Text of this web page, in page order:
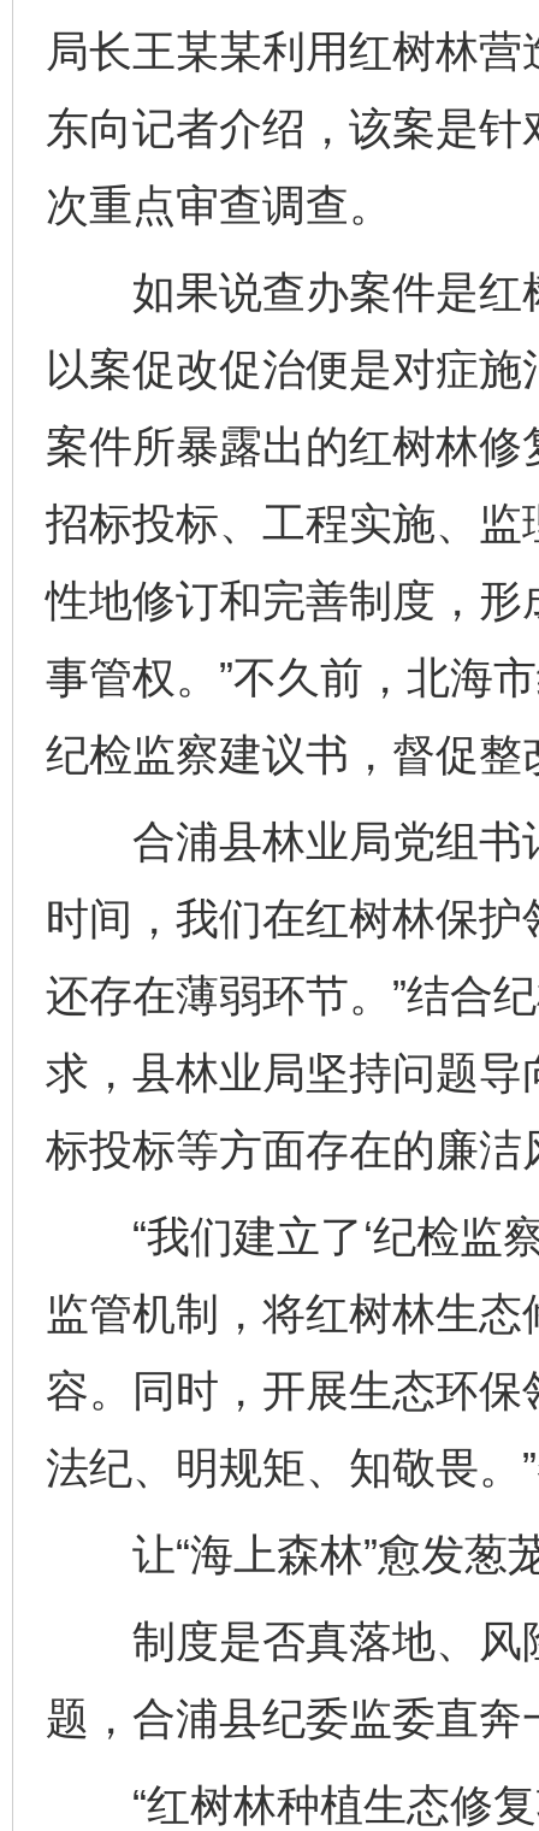
局长王某某利用红树林
东向记者介绍，该案是
次重点审查调查。
如果说查办案件是红
以案促改促治便是对症
案件所暴露出的红树林
招标投标、工程实施、
性地修订和完善制度，
事管权。”不久前，北海
纪检监察建议书，督促整
合浦县林业局党组书
时间，我们在红树林保
还存在薄弱环节。”结合
求，县林业局坚持问题
标投标等方面存在的廉
“我们建立了‘纪检监察
监管机制，将红树林生
容。同时，开展生态环
法纪、明规矩、知敬畏。
让“海上森林”愈发葱
制度是否真落地、风
题，合浦县纪委监委直奔
“红树林种植生态修复